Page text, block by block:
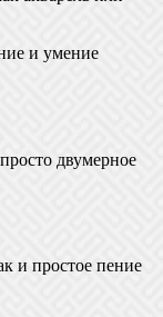
и умение
двумерное
и простое пение